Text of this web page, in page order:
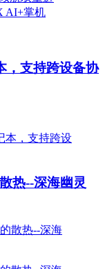
，支持跨设备协
热--深海幽灵